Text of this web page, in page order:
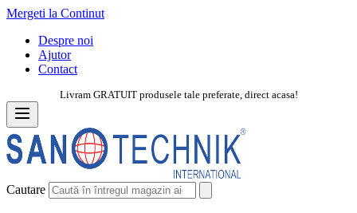
Mergeti la Continut
Despre noi
Ajutor
Contact
Livram GRATUIT produsele tale preferate, direct acasa!
Cautare